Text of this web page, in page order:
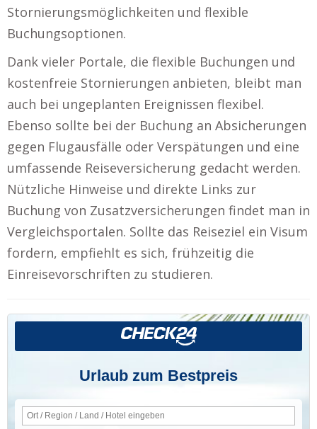
Stornierungsmöglichkeiten und flexible
Buchungsoptionen.
Dank vieler Portale, die flexible Buchungen und
kostenfreie Stornierungen anbieten, bleibt man
auch bei ungeplanten Ereignissen flexibel.
Ebenso sollte bei der Buchung an Absicherungen
gegen Flugausfälle oder Verspätungen und eine
umfassende Reiseversicherung gedacht werden.
Nützliche Hinweise und direkte Links zur
Buchung von Zusatzversicherungen findet man in
Vergleichsportalen. Sollte das Reiseziel ein Visum
fordern, empfiehlt es sich, frühzeitig die
Einreisevorschriften zu studieren.
Urlaub zum Bestpreis